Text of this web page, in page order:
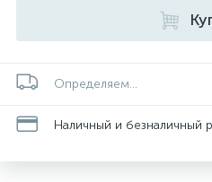
Определяем...
Наличный и безналичный